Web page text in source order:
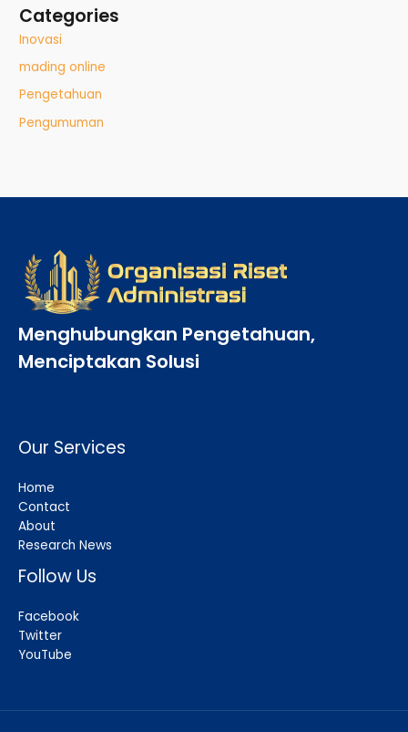
Categories
Inovasi
mading online
Pengetahuan
Pengumuman
Menghubungkan Pengetahuan,
Menciptakan Solusi
Our Services
Home
Contact
About
Research News
Follow Us
Facebook
Twitter
YouTube